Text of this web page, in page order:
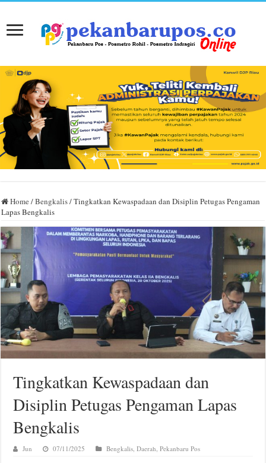
Home /Bengkalis/Tingkatkan Kewaspadaan dan Disiplin Petugas Pengaman
Lapas Bengkalis
Tingkatkan Kewaspadaan dan
Disiplin Petugas Pengaman Lapas
Bengkalis
Jun 07/11/2025 Bengkalis,Daerah,Pekanbaru Pos